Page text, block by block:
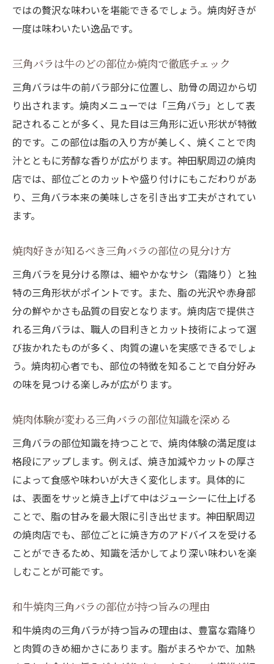
ではの贅沢な味わいを堪能できるでしょう。焼肉好きが
一度は味わいたい逸品です。
三角バラは牛のどの部位か焼肉で徹底チェック
三角バラは牛の前バラ部分に位置し、肋骨の周辺から切
り出されます。焼肉メニューでは「三角バラ」として表
記されることが多く、見た目は三角形に近い形状が特徴
的です。この部位は脂の入り方が美しく、焼くことで肉
汁とともに芳醇な香りが広がります。神田駅周辺の焼肉
店では、部位ごとのカットや盛り付けにもこだわりがあ
り、三角バラ本来の美味しさを引き出す工夫がされてい
ます。
焼肉好きが知るべき三角バラの部位の見分け方
三角バラを見分ける際は、細やかなサシ（霜降り）と独
特の三角形状がポイントです。また、脂の光沢や赤身部
分の鮮やかさも品質の目安となります。焼肉店で提供さ
れる三角バラは、職人の目利きとカット技術によって選
び抜かれたものが多く、肉質の違いを実感できるでしょ
う。焼肉初心者でも、部位の特徴を知ることで自分好み
の味を見つける楽しみが広がります。
焼肉体験が変わる三角バラの部位知識を深める
三角バラの部位知識を持つことで、焼肉体験の満足度は
格段にアップします。例えば、焼き加減やカットの厚さ
によって食感や味わいが大きく変化します。具体的に
は、表面をサッと焼き上げて中はジューシーに仕上げる
ことで、脂の甘みを最大限に引き出せます。神田駅周辺
の焼肉店でも、部位ごとに焼き方のアドバイスを受ける
ことができるため、知識を活かしてより深い味わいを楽
しむことが可能です。
和牛焼肉三角バラの部位が持つ旨みの理由
和牛焼肉の三角バラが持つ旨みの理由は、豊富な霜降り
と肉質のきめ細かさにあります。脂がまろやかで、加熱